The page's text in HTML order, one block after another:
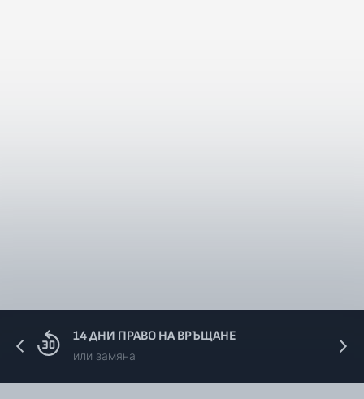
14 ДНИ ПРАВО НА ВРЪЩАНЕ
или замяна